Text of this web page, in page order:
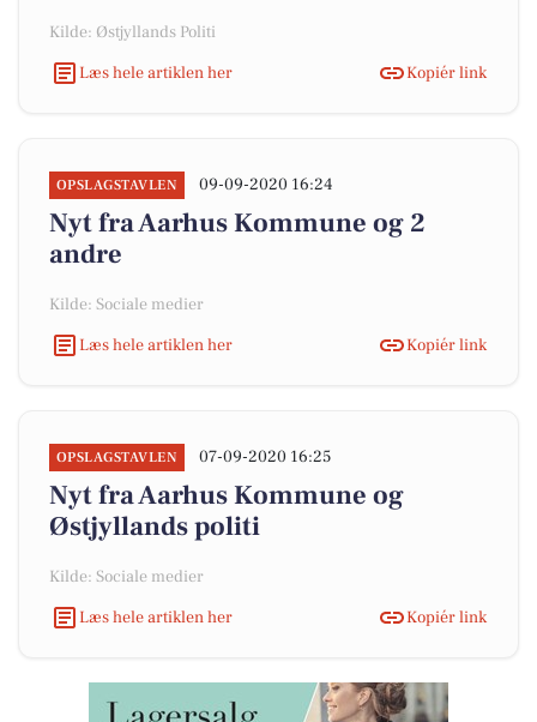
Kilde: Østjyllands Politi
Læs hele artiklen her
Kopiér link
OPSLAGSTAVLEN 09-09-2020 16:24
Nyt fra Aarhus Kommune og 2
andre
Kilde: Sociale medier
Læs hele artiklen her
Kopiér link
OPSLAGSTAVLEN 07-09-2020 16:25
Nyt fra Aarhus Kommune og
Østjyllands politi
Kilde: Sociale medier
Læs hele artiklen her
Kopiér link